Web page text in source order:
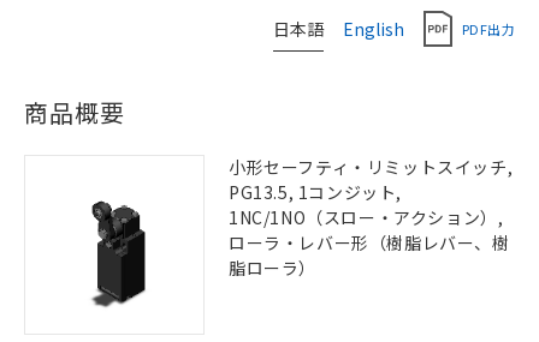
日本語 English PDF出力
商品概要
小形セーフティ・リミットスイッチ,
PG13.5, 1コンジット,
1NC/1NO（スロー・アクション）,
ローラ・レバー形（樹脂レバー、樹
脂ローラ）